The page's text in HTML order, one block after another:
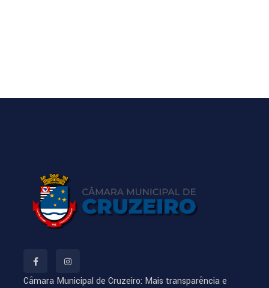
Câmara Municipal de Cruzeiro: Mais transparência e